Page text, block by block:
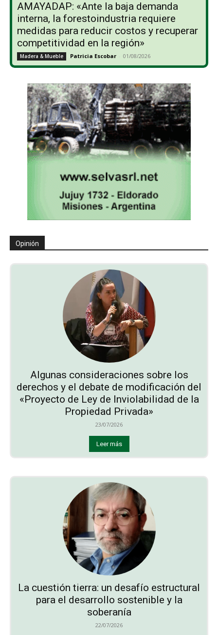
AMAYADAP: «Ante la baja demanda
interna, la forestoindustria requiere
medidas para reducir costos y recuperar
competitividad en la región»
Madera & Mueble Patricia Escobar - 01/08/2026
Opinión
Algunas consideraciones sobre los
derechos y el debate de modificación del
«Proyecto de Ley de Inviolabilidad de la
Propiedad Privada»
23/07/2026
Leer más
La cuestión tierra: un desafío estructural
para el desarrollo sostenible y la
soberanía
22/07/2026